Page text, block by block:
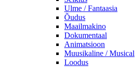
Ulme / Fantaasia
Õudus
Maailmakino
Dokumentaal
Animatsioon
Muusikaline / Musical
Loodus